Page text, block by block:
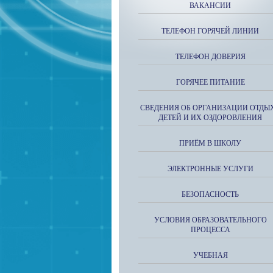
ВАКАНСИИ
ТЕЛЕФОН ГОРЯЧЕЙ ЛИНИИ
ТЕЛЕФОН ДОВЕРИЯ
ГОРЯЧЕЕ ПИТАНИЕ
СВЕДЕНИЯ ОБ ОРГАНИЗАЦИИ
ДЕТЕЙ И ИХ ОЗДОРОВЛЕНИЯ
ПРИЁМ В ШКОЛУ
ЭЛЕКТРОННЫЕ УСЛУГИ
БЕЗОПАСНОСТЬ
УСЛОВИЯ ОБРАЗОВАТЕЛЬНОГО
ПРОЦЕССА
УЧЕБНАЯ